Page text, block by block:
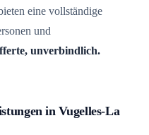
eine vollständige
und
unverbindlich.
in Vugelles-La